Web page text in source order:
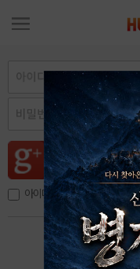
아이디, 이메일 저장
아이디 /